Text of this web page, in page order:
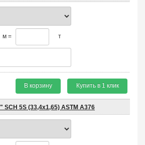
м = т
В корзину Купить в 1 клик
SCH 5S (33,4х1,65) ASTM A376